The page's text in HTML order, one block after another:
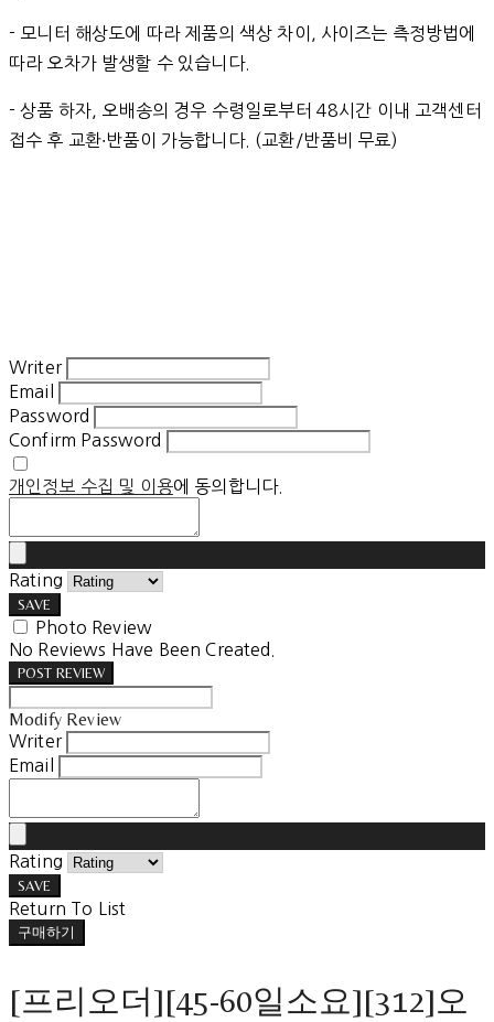
- 모니터 해상도에 따라 제품의 색상 차이, 사이즈는 측정방법에
따라 오차가 발생할 수 있습니다.
- 상품 하자, 오배송의 경우 수령일로부터 48시간 이내 고객센터
접수 후 교환∙반품이 가능합니다. (교환/반품비 무료)
Writer
Email
Password
Confirm Password
개인정보 수집 및 이용에 동의합니다.
Rating
SAVE
Photo Review
No Reviews Have Been Created.
POST REVIEW
Modify Review
Writer
Email
Rating
SAVE
Return To List
구매하기
[프리오더][45-60일소요][312]오